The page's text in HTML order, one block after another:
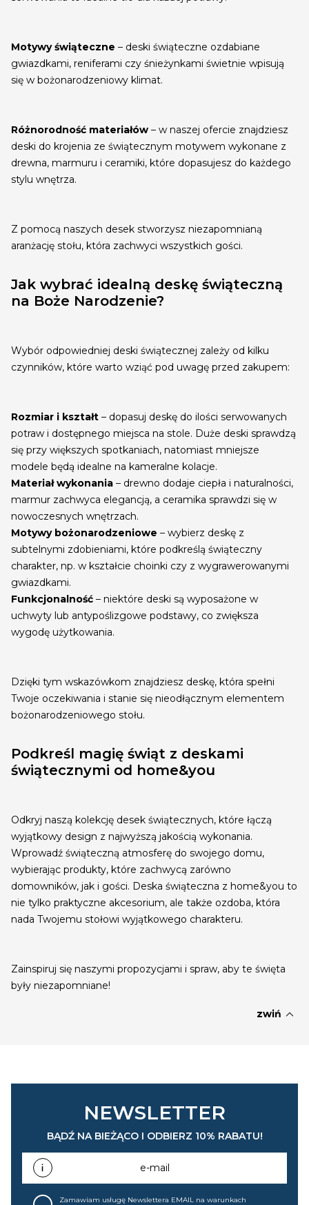
Motywy świąteczne – deski świąteczne ozdabiane
gwiazdkami, reniferami czy śnieżynkami świetnie wpisują
się w bożonarodzeniowy klimat.
Różnorodność materiałów – w naszej ofercie znajdziesz
deski do krojenia ze świątecznym motywem wykonane z
drewna, marmuru i ceramiki, które dopasujesz do każdego
stylu wnętrza.
Z pomocą naszych desek stworzysz niezapomnianą
aranżację stołu, która zachwyci wszystkich gości.
Jak wybrać idealną deskę świąteczną
na Boże Narodzenie?
Wybór odpowiedniej deski świątecznej zależy od kilku
czynników, które warto wziąć pod uwagę przed zakupem:
Rozmiar i kształt – dopasuj deskę do ilości serwowanych
potraw i dostępnego miejsca na stole. Duże deski sprawdzą
się przy większych spotkaniach, natomiast mniejsze
modele będą idealne na kameralne kolacje.
Materiał wykonania – drewno dodaje ciepła i naturalności,
marmur zachwyca elegancją, a ceramika sprawdzi się w
nowoczesnych wnętrzach.
Motywy bożonarodzeniowe – wybierz deskę z
subtelnymi zdobieniami, które podkreślą świąteczny
charakter, np. w kształcie choinki czy z wygrawerowanymi
gwiazdkami.
Funkcjonalność – niektóre deski są wyposażone w
uchwyty lub antypoślizgowe podstawy, co zwiększa
wygodę użytkowania.
Dzięki tym wskazówkom znajdziesz deskę, która spełni
Twoje oczekiwania i stanie się nieodłącznym elementem
bożonarodzeniowego stołu.
Podkreśl magię świąt z deskami
świątecznymi od home&you
Odkryj naszą kolekcję desek świątecznych, które łączą
wyjątkowy design z najwyższą jakością wykonania.
Wprowadź świąteczną atmosferę do swojego domu,
wybierając produkty, które zachwycą zarówno
domowników, jak i gości. Deska świąteczna z home&you to
nie tylko praktyczne akcesorium, ale także ozdoba, która
nada Twojemu stołowi wyjątkowego charakteru.
Zainspiruj się naszymi propozycjami i spraw, aby te święta
były niezapomniane!
zwiń expand_less
NEWSLETTER
BĄDŹ NA BIEŻĄCO I ODBIERZ 10% RABATU!
e-mail
Zamawiam usługę Newslettera EMAIL na warunkach